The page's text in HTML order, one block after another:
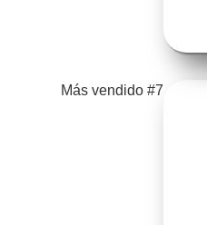
Más vendido #7